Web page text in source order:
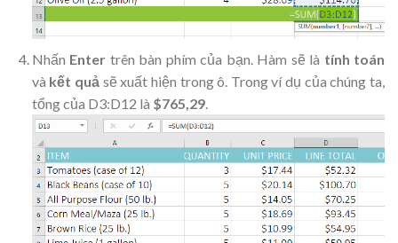
Nhấn Enter trên bàn phím của bạn. Hàm sẽ là tính toán
và kết quả sẽ xuất hiện trong ô. Trong ví dụ của chúng ta,
tổng của D3:D12 là $765,29.